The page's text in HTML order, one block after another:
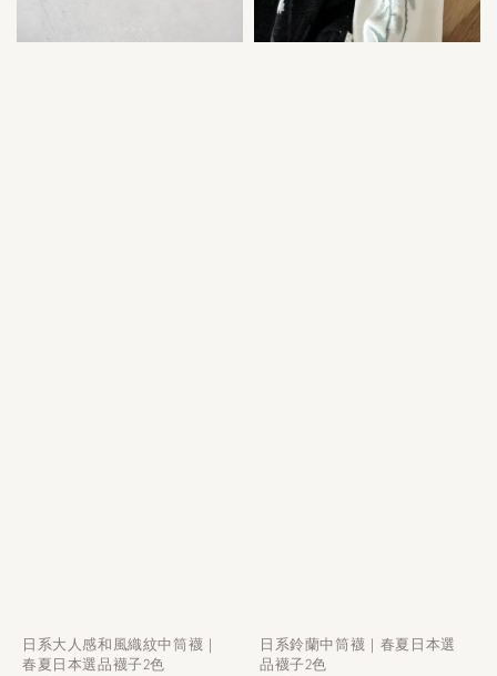
日系大人感和風織紋中筒襪｜
春夏日本選品襪子2色
日系鈴蘭中筒襪｜春夏日本選
品襪子2色